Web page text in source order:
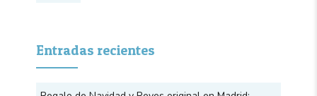
Entradas recientes